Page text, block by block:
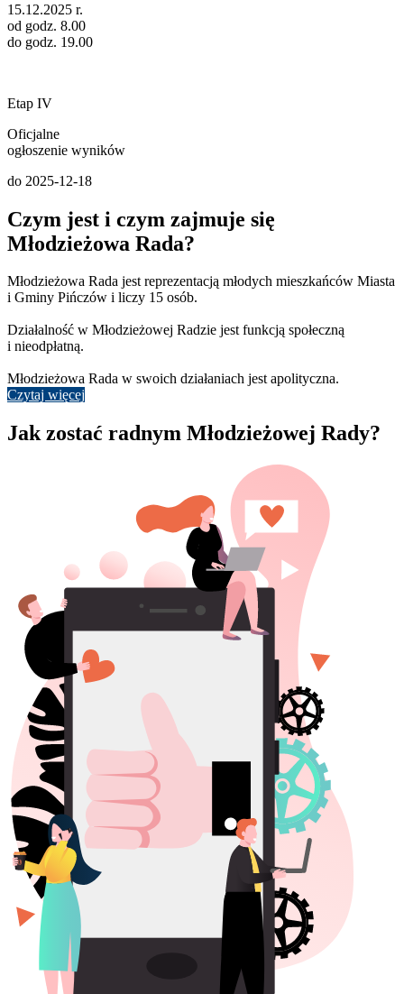
15.12.2025 r.
od godz. 8.00
do godz. 19.00
Etap IV
Oficjalne
ogłoszenie wyników
do 2025-12-18
Czym jest i czym zajmuje się
Młodzieżowa Rada?
Młodzieżowa Rada jest reprezentacją młodych mieszkańców Miasta
i Gminy Pińczów i liczy 15 osób.
Działalność w Młodzieżowej Radzie jest funkcją społeczną
i nieodpłatną.
Młodzieżowa Rada w swoich działaniach jest apolityczna.
Czytaj więcej
Jak zostać radnym Młodzieżowej Rady?